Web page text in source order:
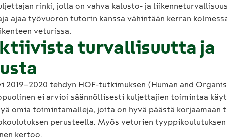
rinki, jolla on vahva kalusto- ja
ajaa työvuoron tutorin kanssa vähintään kerran
veturissa.
turvallisuutta ja
tehdyn HOF-tutkimuksen (Human and
ei arvioi säännöllisesti kuljettajien toimintaa
omia toimintamalleja, joita on hyvä päästä korjaamaan
perusteella. Myös veturien
kertoo.